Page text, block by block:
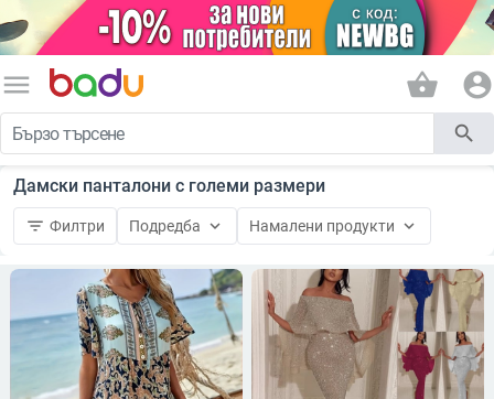
menu shopping_basket account_circle
search
Дамски панталони с големи размери
filter_list Филтри Подредба keyboard_arrow_down Намалени продукти keyboard_arrow_down